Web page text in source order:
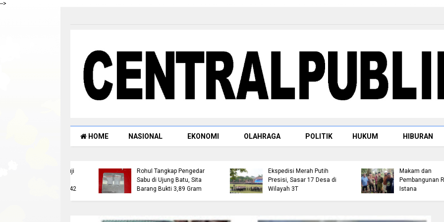
-->
HOME NASIONAL EKONOMI OLAHRAGA POLITIK HUKUM HIBURAN
Rohul Tangkap Pengedar
Sabu di Ujung Batu, Sita
Barang Bukti 3,89 Gram
Ekspedisi Merah Putih
Presisi, Sasar 17 Desa di
Wilayah 3T
Raja Rambah dr. H.
Makam dan
Pembangunan Replika
Istana